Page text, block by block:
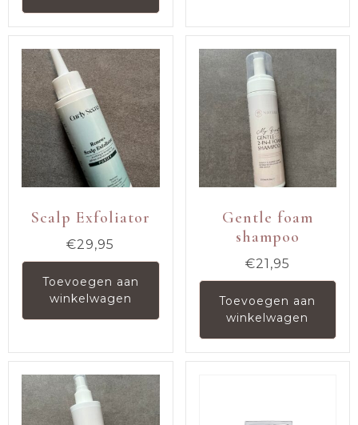
Scalp Exfoliator
€29,95
Toevoegen aan
winkelwagen
Gentle foam
shampoo
€21,95
Toevoegen aan
winkelwagen